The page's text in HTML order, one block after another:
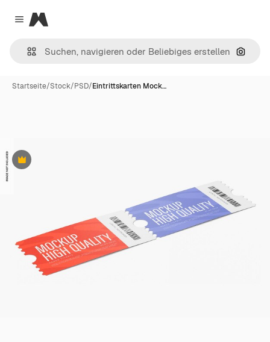
Close menu
Magnific
Nach
Startseite/Stock/PSD/Eintrittskarten Mock…
Premium